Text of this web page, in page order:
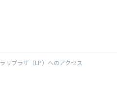
リプラザ（LP）へのアクセス